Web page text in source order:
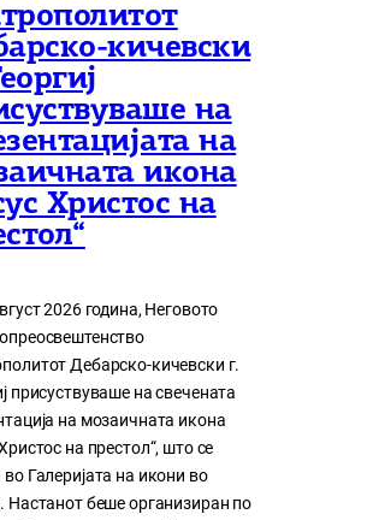
кичевски
на
на
икона
Христос на
2026 година, Неговото
Дебарско-кичевски г.
присуствуваше на свечената
на мозаичната икона
на престол“, што се
Галеријата на икони во
Настанот беше организиран по